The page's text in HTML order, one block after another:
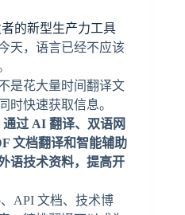
的新型生产力工具
天，语言已经不应该
是花大量时间翻译文
时快速获取信息。
通过 AI 翻译、双语网
文档翻译和智能辅助
语技术资料，提高开
API 文档、技术博